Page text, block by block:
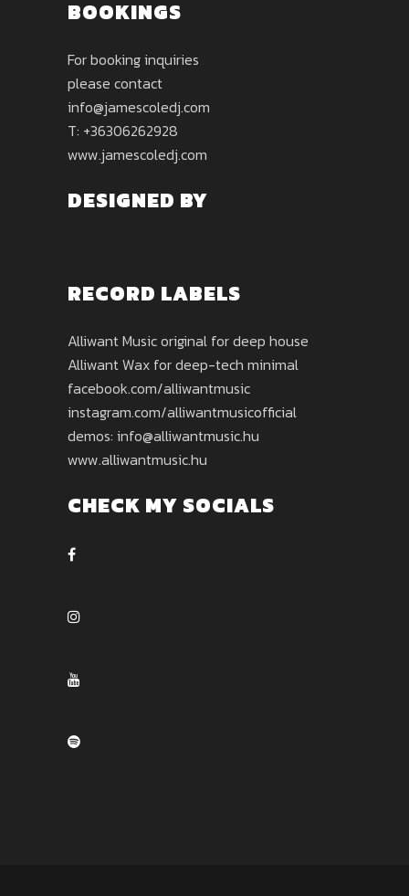
BOOKINGS
For booking inquiries
please contact
info@jamescoledj.com
T: +36306262928
www.jamescoledj.com
DESIGNED BY
RECORD LABELS
Alliwant Music original for deep house
Alliwant Wax for deep-tech minimal
facebook.com/alliwantmusic
instagram.com/alliwantmusicofficial
demos: info@alliwantmusic.hu
www.alliwantmusic.hu
CHECK MY SOCIALS